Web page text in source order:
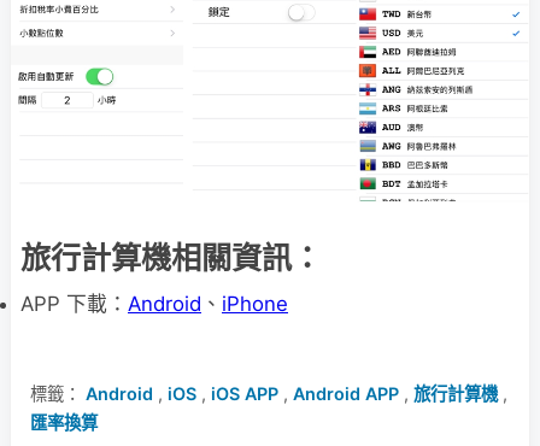
旅行計算機相關資訊：
APP 下載： Android 、 iPhone
標籤： Android , iOS , iOS APP , Android APP , 旅行計算機,
匯率換算